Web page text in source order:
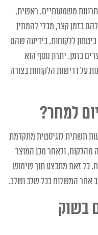
משמעותיים. ראשית,
בזמן קצר, מבלי להמתין
ללקוחות, בידיעה שהם
בזמן. יתרון נוסף הוא
על דרישות הלקוחות בצורה
למחר?
תשתית לוגיסטית מתקדמת
מהלקוח, ולאחר מכן המוצר
כל זאת מתבצע תוך שימוש
אחר המשלוח בכל שלב ושלב.
בשוק